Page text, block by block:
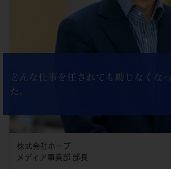
どんな仕事を任されても動じなくなっ
た。
株式会社ホープ
メディア事業部 部長